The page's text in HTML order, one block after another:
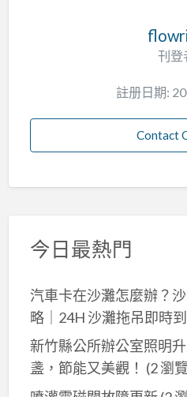
刊登
註册日期:
Contact
今日最熱門
汽車卡在沙灘怎麼辦？
略｜24H 沙灘拖吊即時
新竹縣公所辦公室照明
盞，節能又美觀！ (2 瀏